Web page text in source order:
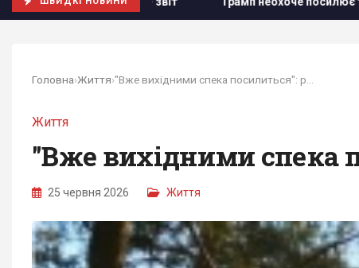
Головна›Життя›
Життя
"Вже вихідними спека
25 червня 2026 Життя